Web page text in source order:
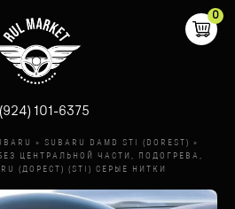
101-6375
0
» SUBARU DAMD STI (DOREST)
»
ЦЕНТРАЛЬНОЙ ЧАСТИ, ПОДОГРЕВА,
(ДОРЕСТ) (STI) СЕРЫЕ НИТКИ